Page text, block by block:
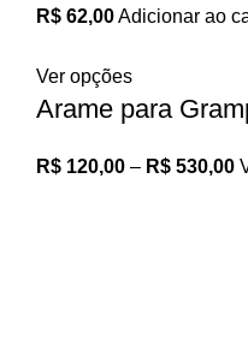
R$ 62,00Adicionar ao
Ver opções
Arame para
R$ 120,00 – R$ 530,00